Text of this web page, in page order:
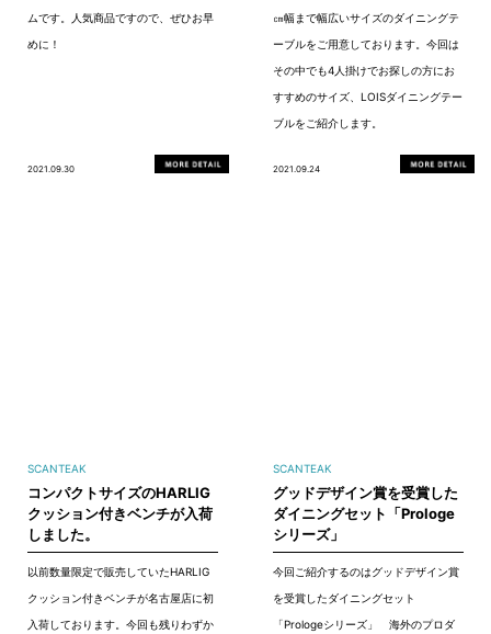
ムです。人気商品ですので、ぜひお早
めに！
2021.09.30
㎝幅まで幅広いサイズのダイニングテ
ーブルをご用意しております。今回は
その中でも4人掛けでお探しの方にお
すすめのサイズ、LOISダイニングテー
ブルをご紹介します。
2021.09.24
SCANTEAK
コンパクトサイズのHARLIG
クッション付きベンチが入荷
しました。
以前数量限定で販売していたHARLIG
クッション付きベンチが名古屋店に初
入荷しております。今回も残りわずか
SCANTEAK
グッドデザイン賞を受賞した
ダイニングセット「Prologe
シリーズ」
今回ご紹介するのはグッドデザイン賞
を受賞したダイニングセット
「Prologeシリーズ」 海外のプロダ